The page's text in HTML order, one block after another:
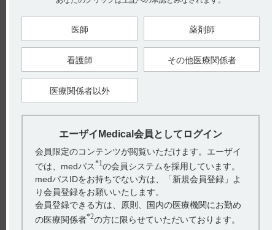
電子添文には、「貯法：室温保存」と記載があります。（引用
1、2） なお、コアテック注SB9mgの電子添文20．取扱い上の注
意には、「外袋のか...
電子添文の19．有効成分に関する理化学的知見には、「一般名：
オルプリノン塩酸塩水和物（Olprinone Hydrochloride Hydrate）」
【コアテック】 使用期限について教えてください。
電子添文には、「有効期間：3年」と記載があります。（引用1、
医師 薬剤師
看護師 その他医療関係者
医療関係者以外
エーザイMedical会員としてログイン
会員限定のコンテンツが閲覧いただけます。エーザイ
では、medパス*1の会員システムを採用しています。
medパスIDをお持ちでない方は、「新規会員登録」よ
り会員登録をお願いいたします。
会員登録できる方は、原則、国内の医療機関にお勤め
の医療関係者*2の方に限らせていただいております。